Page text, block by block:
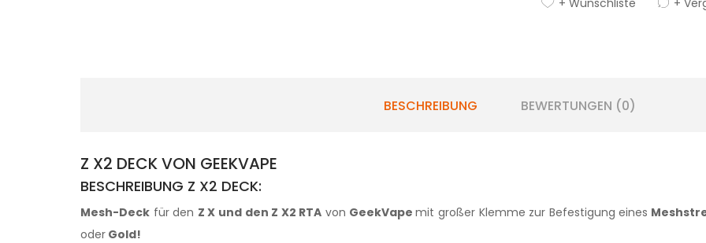
+ Wunschliste +
BESCHREIBUNG BEWERTUNGEN (0)
Z X2 DECK VON GEEKVAPE
BESCHREIBUNG Z X2 DECK:
Mesh-Deck für den Z X und den Z X2 RTA von GeekVapemit großer Klemme zur Befestigung eines
oder Gold!